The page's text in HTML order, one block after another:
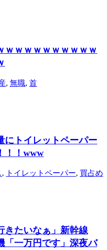
ｗｗｗｗｗｗｗｗｗｗ
, 無職, 首
にトイレットペーパー
！！www
, トイレットペーパー, 買占め
きたいなぁ」新幹線
「一万円です」深夜バ